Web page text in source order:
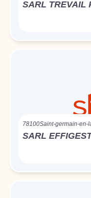
SARL TREVAIL
78100Saint-germain-en-
SARL